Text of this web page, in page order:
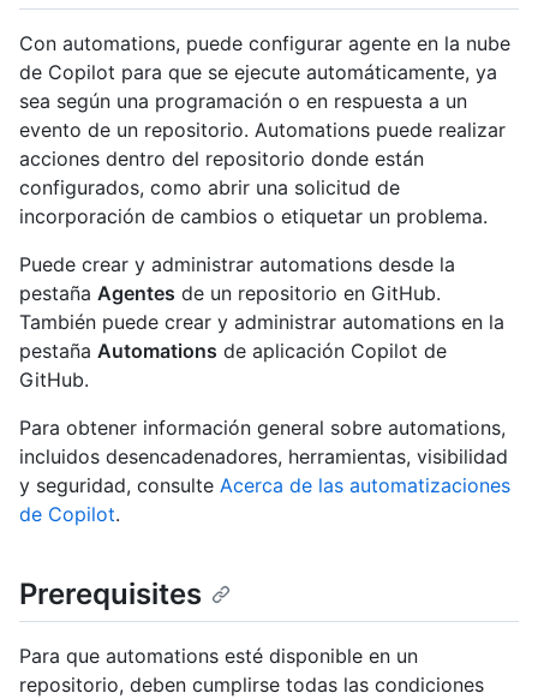
Con automations, puede configurar agente en la nube
de Copilot para que se ejecute automáticamente, ya
sea según una programación o en respuesta a un
evento de un repositorio. Automations puede realizar
acciones dentro del repositorio donde están
configurados, como abrir una solicitud de
incorporación de cambios o etiquetar un problema.
Puede crear y administrar automations desde la
pestaña Agentes de un repositorio en GitHub.
También puede crear y administrar automations en la
pestaña Automations de aplicación Copilot de
GitHub.
Para obtener información general sobre automations,
incluidos desencadenadores, herramientas, visibilidad
y seguridad, consulte Acerca de las automatizaciones
de Copilot.
Prerequisites
Para que automations esté disponible en un
repositorio, deben cumplirse todas las condiciones